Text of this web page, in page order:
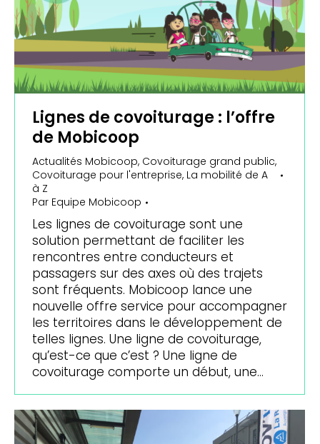
Lignes de covoiturage : l’offre
de Mobicoop
Actualités Mobicoop, Covoiturage grand public,
Covoiturage pour l'entreprise, La mobilité de A
à Z
Par Equipe Mobicoop
Les lignes de covoiturage sont une
solution permettant de faciliter les
rencontres entre conducteurs et
passagers sur des axes où des trajets
sont fréquents. Mobicoop lance une
nouvelle offre service pour accompagner
les territoires dans le développement de
telles lignes. Une ligne de covoiturage,
qu’est-ce que c’est ? Une ligne de
covoiturage comporte un début, une…